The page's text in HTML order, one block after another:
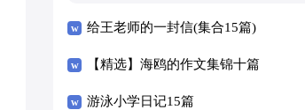
给王老师的一封信(集合15篇)
【精选】海鸥的作文集锦十篇
游泳小学日记15篇